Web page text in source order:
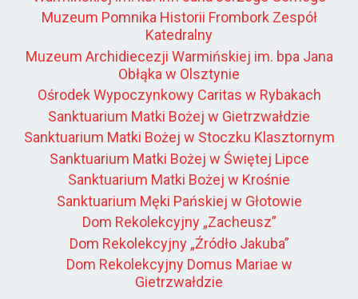
Muzeum Pomnika Historii Frombork Zespół
Katedralny
Muzeum Archidiecezji Warmińskiej im. bpa Jana
Obłąka w Olsztynie
Ośrodek Wypoczynkowy Caritas w Rybakach
Sanktuarium Matki Bożej w Gietrzwałdzie
Sanktuarium Matki Bożej w Stoczku Klasztornym
Sanktuarium Matki Bożej w Świętej Lipce
Sanktuarium Matki Bożej w Krośnie
Sanktuarium Męki Pańskiej w Głotowie
Dom Rekolekcyjny „Zacheusz”
Dom Rekolekcyjny „Źródło Jakuba”
Dom Rekolekcyjny Domus Mariae w
Gietrzwałdzie